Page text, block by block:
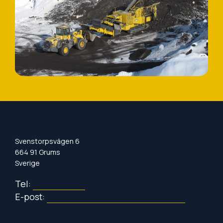
Svenstorpsvägen 6
664 91 Grums
Sverige
Tel:
E-post: